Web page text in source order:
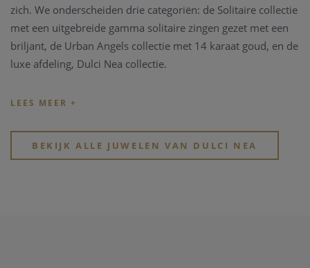
zich. We onderscheiden drie categoriën: de Solitaire collectie
met een uitgebreide gamma solitaire zingen gezet met een
briljant, de Urban Angels collectie met 14 karaat goud, en de
luxe afdeling, Dulci Nea collectie.
vrouwelijkheid en luxe uitstraling.
BEKIJK ALLE JUWELEN VAN DULCI NEA